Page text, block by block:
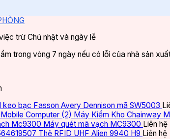
trừ Chủ nhật và ngày lễ
trong vòng 7 ngày nếu có lỗi của nhà sản
keo bạc Fasson Avery Dennison mã SW5003
Máy Kiểm Kho Chainway
Máy quét mã vạch MC9300 Liên hệ
Thẻ RFID UHF Alien 9940 H9 Liên hệ